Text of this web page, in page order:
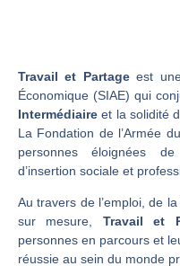
Travail et Partageest
Économique (SIAE) qui
Intermédiaireet la solidité
La Fondation de l’Armée
personnes éloignées
d’insertion sociale et
Au travers de l’emploi, de
sur mesure, Travail et
personnes en parcours et
réussie au sein du monde